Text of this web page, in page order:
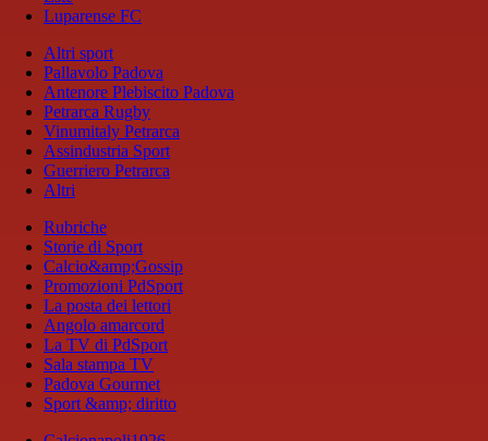
Luparense FC
Altri sport
Pallavolo Padova
Antenore Plebiscito Padova
Petrarca Rugby
Vinumitaly Petrarca
Assindustria Sport
Guerriero Petrarca
Altri
Rubriche
Storie di Sport
Calcio&amp;Gossip
Promozioni PdSport
La posta dei lettori
Angolo amarcord
La TV di PdSport
Sala stampa TV
Padova Gourmet
Sport &amp; diritto